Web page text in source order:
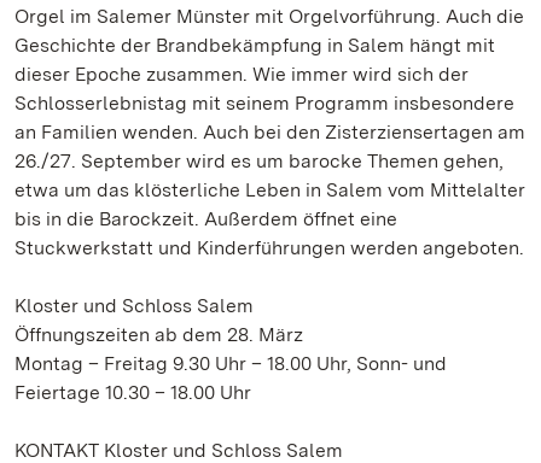
Orgel im Salemer Münster mit Orgelvorführung. Auch die
Geschichte der Brandbekämpfung in Salem hängt mit
dieser Epoche zusammen. Wie immer wird sich der
Schlosserlebnistag mit seinem Programm insbesondere
an Familien wenden. Auch bei den Zisterziensertagen am
26./27. September wird es um barocke Themen gehen,
etwa um das klösterliche Leben in Salem vom Mittelalter
bis in die Barockzeit. Außerdem öffnet eine
Stuckwerkstatt und Kinderführungen werden angeboten.
Kloster und Schloss Salem
Öffnungszeiten ab dem 28. März
Montag – Freitag 9.30 Uhr – 18.00 Uhr, Sonn- und
Feiertage 10.30 – 18.00 Uhr
KONTAKT Kloster und Schloss Salem